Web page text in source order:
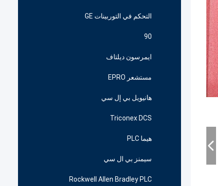
التحكم في التوربينات GE
90
ايمرسون ديلتاف
مستشعر EPRO
هانيويل بي إل سي
Triconex DCS
هيما PLC
سيمنز بي ال سي
Rockwell Allen Bradley PLC